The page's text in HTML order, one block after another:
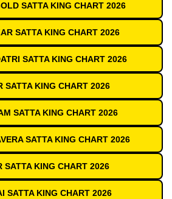
SATTA KING CHART 2026
SATTA KING CHART 2026
SATTA KING CHART 2026
SATTA KING CHART 2026
SATTA KING CHART 2026
SATTA KING CHART 2026
SATTA KING CHART 2026
SATTA KING CHART 2026